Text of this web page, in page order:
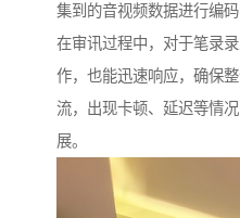
集到的音视频数据进行编
在审讯过程中，对于笔录
作，也能迅速响应，确保
流，出现卡顿、延迟等情
展。​